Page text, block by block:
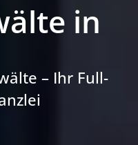
in
– Ihr Full-